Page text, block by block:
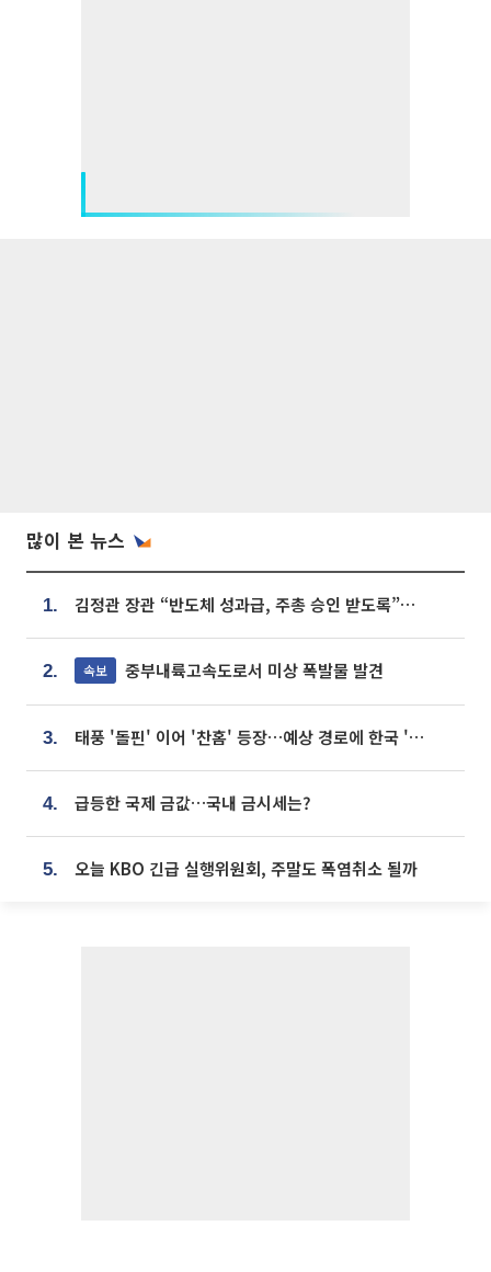
많이 본 뉴스
1. 김정관 장관 “반도체 성과급, 주총 승인 받도록”…상법·자본시장법 개정 시사
2. 속보 중부내륙고속도로서 미상 폭발물 발견
3. 태풍 '돌핀' 이어 '찬홈' 등장…예상 경로에 한국 '한숨'
4. 급등한 국제 금값…국내 금시세는?
5. 오늘 KBO 긴급 실행위원회, 주말도 폭염취소 될까